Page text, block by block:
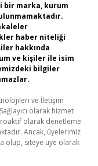
bir marka, kurum
haber niteliği
hakkında
ve kişiler ile isim
bilgiler
ve İletişim
olarak hizmet
olarak denetleme
Ancak, üyelerimiz
olup, siteye üye olarak